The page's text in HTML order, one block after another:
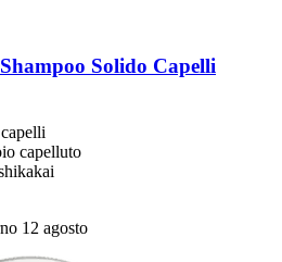
Shampoo Solido Capelli
capelluto
12 agosto